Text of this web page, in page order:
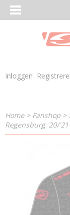
Inloggen
Home> Fanshop >
Regensburg '20/'21